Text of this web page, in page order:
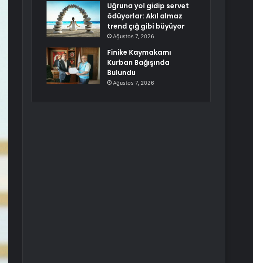
Uğruna yol gidip servet
ödüyorlar: Akıl almaz
trend çığ gibi büyüyor
Ağustos 7, 2026
Finike Kaymakamı
Kurban Bağışında
Bulundu
Ağustos 7, 2026